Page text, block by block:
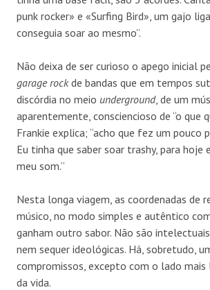
punk rocker» e «Surfing Bird», um gajo
conseguia soar ao mesmo”.
Não deixa de ser curioso o apego inicial
garage rockde bandas que em tempos
discórdia no meio underground, de um
aparentemente, consciencioso de “o que
Frankie explica; “acho que fez um pouco
Eu tinha que saber soar trashy, para hoje
meu som.”
Nesta longa viagem, as coordenadas de
músico, no modo simples e autêntico
ganham outro sabor. Não são
nem sequer ideológicas. Há, sobretudo,
compromissos, excepto com o lado
da vida.